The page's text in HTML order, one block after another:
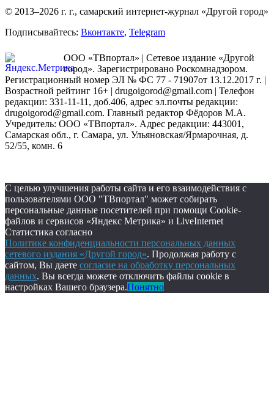
© 2013–2026 г. г., самарский интернет-журнал «Другой город»
Подписывайтесь: Вконтакте, Telegram
ООО «ТВпортал» | Сетевое издание «Другой
город». Зарегистрировано Роскомнадзором.
Регистрационный номер ЭЛ № ФС 77 - 71907от 13.12.2017 г. |
Возрастной рейтинг 16+ | drugoigorod@gmail.com | Телефон
редакции: 331-11-11, доб.406, адрес эл.почты редакции:
drugoigorod@gmail.com. Главный редактор Фёдоров М.А.
Учредитель: ООО «ТВпортал». Адрес редакции: 443001,
Самарская обл., г. Самара, ул. Ульяновская/Ярмарочная, д.
52/55, комн. 6
С целью улучшения работы сайта и его взаимодействия с
пользователями ООО "ТВпортал" может собирать
персональные данные посетителей при помощи Cookie-
файлов и сервисов «Яндекс Метрика» и LiveInternet
Статистика согласно
Политике конфиденциальности персональных данных
сетевого издания «Другой город». Продолжая работу с
сайтом, Вы даете согласие на обработку персональных
данных. Вы всегда можете отключить файлы cookie в
настройках Вашего браузера.Понятно